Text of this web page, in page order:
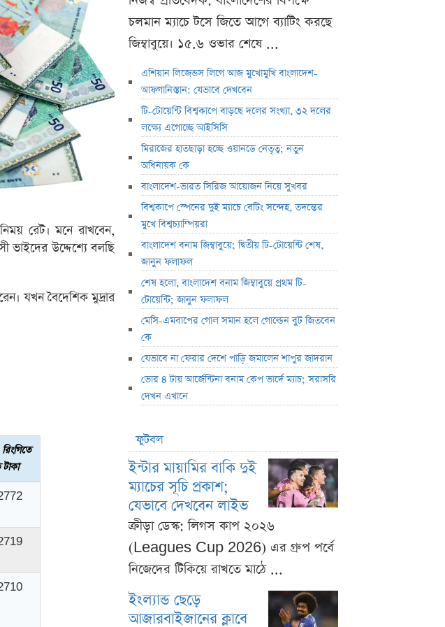
রেট। মনে রাখবেন,
ভাইদের উদ্দেশ্যে বলছি
যখন বৈদেশিক মুদ্রার
চলমান ম্যাচে টসে জিতে আগে ব্যাটিং করছে
জিম্বাবুয়ে। ১৫.৬ ওভার শেষে ...
এশিয়ান লিজেন্ডস লিগে আজ মুখোমুখি বাংলাদেশ-
আফগানিস্তান: যেভাবে দেখবেন
টি-টোয়েন্টি বিশ্বকাপে বাড়ছে দলের সংখ্যা, ৩২ দলের
লক্ষ্যে এগোচ্ছে আইসিসি
মিরাজের হাতছাড়া হচ্ছে ওয়ানডে নেতৃত্ব; নতুন
অধিনায়ক কে
বাংলাদেশ-ভারত সিরিজ আয়োজন নিয়ে সুখবর
বিশ্বকাপে স্পেনের দুই ম্যাচে বেটিং সন্দেহ, তদন্তের
মুখে বিশ্বচ্যাম্পিয়রা
বাংলাদেশ বনাম জিম্বাবুয়ে; দ্বিতীয় টি-টোয়েন্টি শেষ,
জানুন ফলাফল
শেষ হলো, বাংলাদেশ বনাম জিম্বাবুয়ে প্রথম টি-
টোয়েন্টি; জানুন ফলাফল
মেসি-এমবাপের গোল সমান হলে গোল্ডেন বুট জিতবেন
কে
যেভাবে না ফেরার দেশে পাড়ি জমালেন শাপুর জাদরান
ভোর ৪ টায় আর্জেন্টিনা বনাম কেপ ভার্দে ম্যাচ; সরাসরি
দেখন এখানে
ফুটবল
ইন্টার মায়ামির বাকি দুই
ম্যাচের সূচি প্রকাশ;
যেভাবে দেখবেন লাইভ
ক্রীড়া ডেস্ক: লিগস কাপ ২০২৬
(Leagues Cup 2026) এর গ্রুপ পর্বে
নিজেদের টিকিয়ে রাখতে মাঠে ...
ইংল্যান্ড ছেড়ে
আজারবাইজানের ক্লাবে